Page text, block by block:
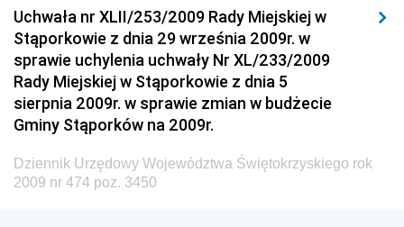
Drogowego
Dziennik Urzędowy Narodowego Banku Polskiego
Dziennik Urzędowy Komendy Głównej Policji
Dziennik Urzędowy Ministra Pracy i Polityki
Społecznej
Dziennik Urzędowy Ministra Transportu, Budownictwa
i Gospodarki Morskiej
Uchwała nr XLII/253/2009 Rady Miejskiej w
Stąporkowie z dnia 29 września 2009r. w
sprawie uchylenia uchwały Nr XL/233/2009
Rady Miejskiej w Stąporkowie z dnia 5
sierpnia 2009r. w sprawie zmian w budżecie
Gminy Stąporków na 2009r.
Dziennik Urzędowy Województwa Świętokrzyskiego rok
2009 nr 474 poz. 3450